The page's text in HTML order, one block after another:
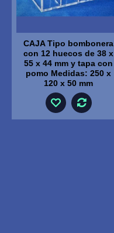
CAJA Tipo bombonera
con 12 huecos de 38 x
55 x 44 mm y tapa con
pomo Medidas: 250 x
120 x 50 mm